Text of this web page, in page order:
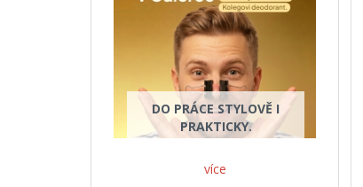
DO PRÁCE STYLOVĚ I
PRAKTICKY.
více